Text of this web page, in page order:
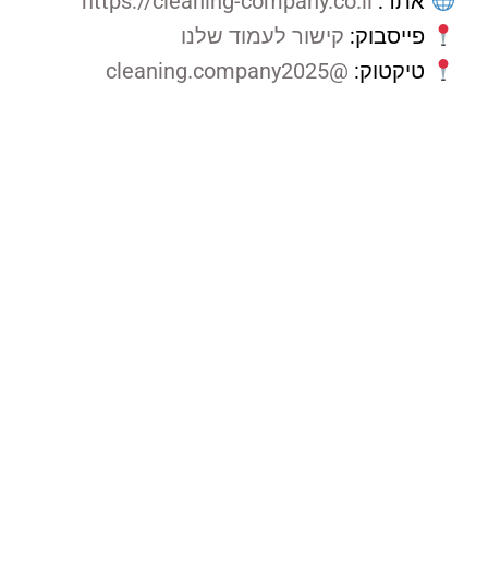
פייסבוק: קישור לעמוד שלנו
טיקטוק: @cleaning.company2025